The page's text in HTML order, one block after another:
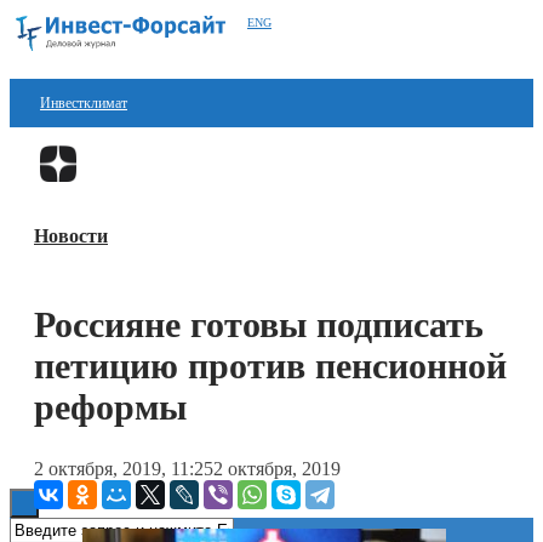
ENG
Инвестклимат
Финансы
Блокчейн
Новости
Россияне готовы подписать
петицию против пенсионной
реформы
2 октября, 2019, 11:252 октября, 2019